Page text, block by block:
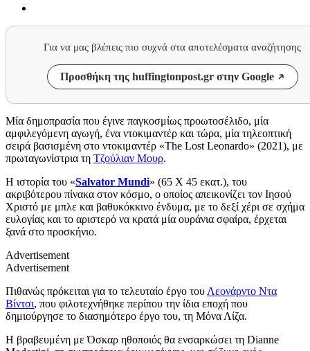
Για να μας βλέπεις πιο συχνά στα αποτελέσματα αναζήτησης
Προσθήκη της huffingtonpost.gr στην Google
Μία δημοπρασία που έγινε παγκοσμίως προωτοσέλιδο, μία
αμφιλεγόμενη αγωγή, ένα ντοκιμαντέρ και τώρα, μία τηλεοπτική
σειρά βασισμένη στο ντοκιμαντέρ «The Lost Leonardo» (2021), με
πρωταγωνίστρια τη Τζούλιαν Μουρ.
Η ιστορία του «Salvator Mundi» (65 X 45 εκατ.), του
ακριβότερου πίνακα στον κόσμο, ο οποίος απεικονίζει τον Ιησού
Χριστό με μπλε και βαθυκόκκινο ένδυμα, με το δεξί χέρι σε σχήμα
ευλογίας και το αριστερό να κρατά μία ουράνια σφαίρα, έρχεται
ξανά στο προσκήνιο.
Advertisement
Advertisement
Πιθανώς πρόκειται για το τελευταίο έργο του Λεονάρντο Ντα
Βίντσι, που φιλοτεχνήθηκε περίπου την ίδια εποχή που
δημιούργησε το διασημότερο έργο του, τη Μόνα Λίζα.
Η βραβευμένη με Όσκαρ ηθοποιός θα ενσαρκώσει τη Dianne